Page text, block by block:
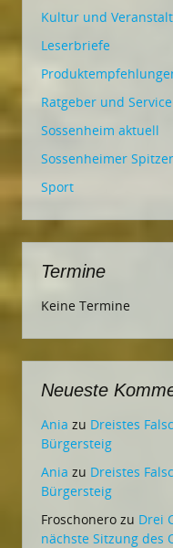
Kultur und
Leserbriefe
Ratgeber und Service
Sossenheim aktuell
Sossenheimer
Sport
Termine
Keine Termine
Neueste
Ania zu Dreistes
Bürgersteig
Ania zu Dreistes
Bürgersteig
Froschonero zu Drei
nächste Sitzung des